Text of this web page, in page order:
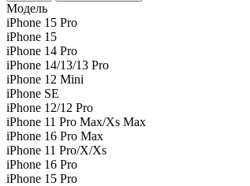
Модель
iPhone 15 Pro
iPhone 15
iPhone 14 Pro
iPhone 14/13/13 Pro
iPhone 12 Mini
iPhone SE
iPhone 12/12 Pro
iPhone 11 Pro Max/Xs Max
iPhone 16 Pro Max
iPhone 11 Pro/X/Xs
iPhone 16 Pro
iPhone 15 Pro